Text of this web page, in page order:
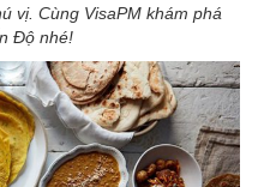
vị. Cùng VisaPM khám phá
Độ nhé!